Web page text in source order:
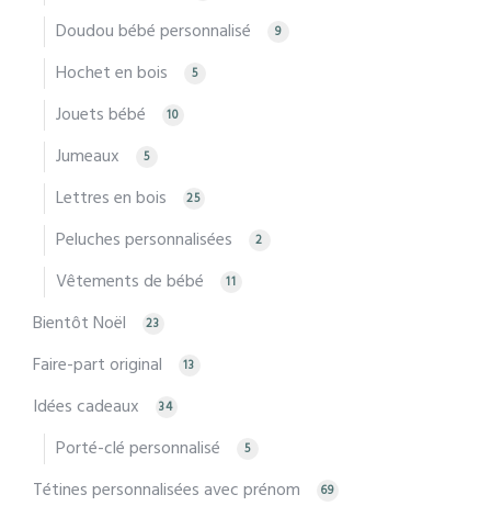
Doudou bébé personnalisé
9
Hochet en bois 5
Jouets bébé 10
Jumeaux 5
Lettres en bois 25
Peluches personnalisées 2
Vêtements de bébé 11
Bientôt Noël 23
Faire-part original 13
Idées cadeaux 34
Porté-clé personnalisé 5
Tétines personnalisées avec prénom 69